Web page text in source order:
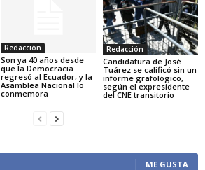
Redacción
Son ya 40 años desde
que la Democracia
regresó al Ecuador, y la
Asamblea Nacional lo
conmemora
Redacción
Candidatura de José
Tuárez se calificó sin un
informe grafológico,
según el expresidente
del CNE transitorio
ME GUSTA